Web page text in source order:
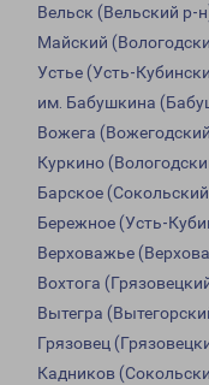
Вельск (Вельский р-
Майский
Устье (Усть-
им. Бабушкина
Вожега
Куркино
Барское
Бережное (Усть-
Верховажье
Вохтога
Вытегра
Грязовец
Кадников